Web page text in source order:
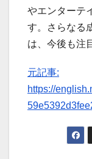
やエンターテ
す。さらなる
は、今後も注
元記事:
https://